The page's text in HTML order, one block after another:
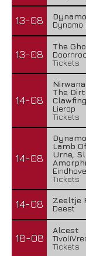
13-08
Dynamo
13-08
The
Tickets
14-08
The
Lierop
Tickets
14-08
Lamb
Urne,
Tickets
14-08
Zeeltje
Deest
18-08
Alcest
Tickets